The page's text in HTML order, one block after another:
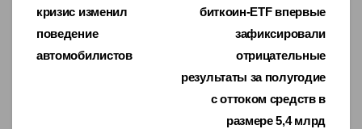
по
записям
биткоин-ETF впервые
зафиксировали
отрицательные
результаты за полугодие
с оттоком средств в
размере 5,4 млрд
кризис изменил
поведение
автомобилистов